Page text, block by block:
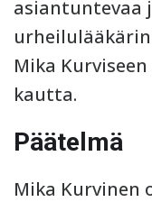
asiantuntevaa
Mika
kautta.
Päätelmä
Mika Kurvinen